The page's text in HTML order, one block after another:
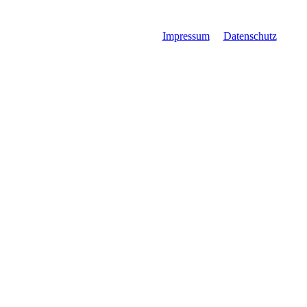
Impressum Datenschutz